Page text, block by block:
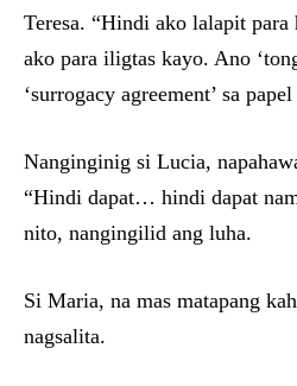
Teresa. “Hindi ako lalapit
ako para iligtas kayo. Ano
‘surrogacy agreement’ sa
Nanginginig si Lucia,
“Hindi dapat… hindi dapat
nito, nangingilid ang luha.
Si Maria, na mas matapang
nagsalita.